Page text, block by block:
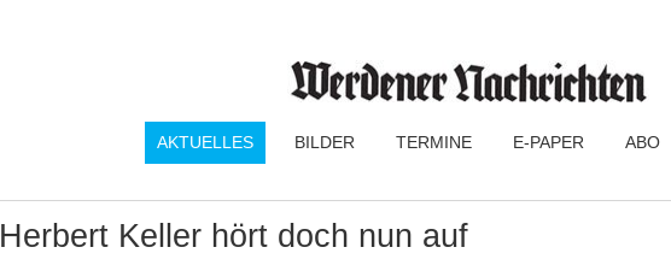
AKTUELLES BILDER TERMINE E-PAPER ABO
Herbert Keller hört doch nun auf